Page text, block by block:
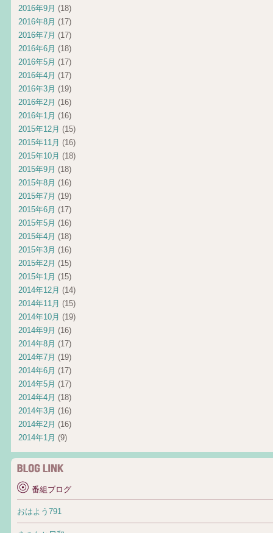
2016年9月 (18)
2016年8月 (17)
2016年7月 (17)
2016年6月 (18)
2016年5月 (17)
2016年4月 (17)
2016年3月 (19)
2016年2月 (16)
2016年1月 (16)
2015年12月 (15)
2015年11月 (16)
2015年10月 (18)
2015年9月 (18)
2015年8月 (16)
2015年7月 (19)
2015年6月 (17)
2015年5月 (16)
2015年4月 (18)
2015年3月 (16)
2015年2月 (15)
2015年1月 (15)
2014年12月 (14)
2014年11月 (15)
2014年10月 (19)
2014年9月 (16)
2014年8月 (17)
2014年7月 (19)
2014年6月 (17)
2014年5月 (17)
2014年4月 (18)
2014年3月 (16)
2014年2月 (16)
2014年1月 (9)
番組ブログ
おはよう791